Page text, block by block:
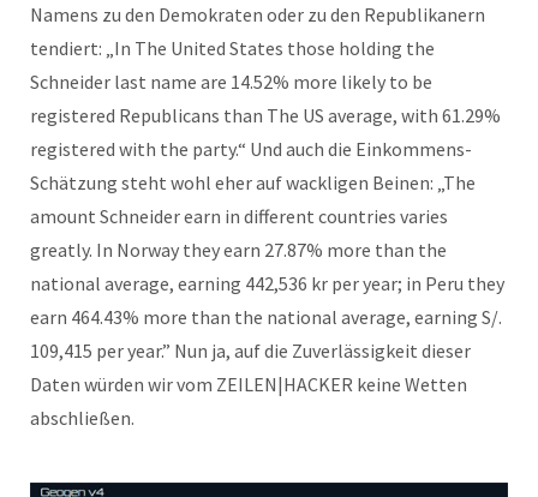
Namens zu den Demokraten oder zu den Republikanern
tendiert: „In The United States those holding the
Schneider last name are 14.52% more likely to be
registered Republicans than The US average, with 61.29%
registered with the party.“ Und auch die Einkommens-
Schätzung steht wohl eher auf wackligen Beinen: „The
amount Schneider earn in different countries varies
greatly. In Norway they earn 27.87% more than the
national average, earning 442,536 kr per year; in Peru they
earn 464.43% more than the national average, earning S/.
109,415 per year.” Nun ja, auf die Zuverlässigkeit dieser
Daten würden wir vom ZEILEN|HACKER keine Wetten
abschließen.